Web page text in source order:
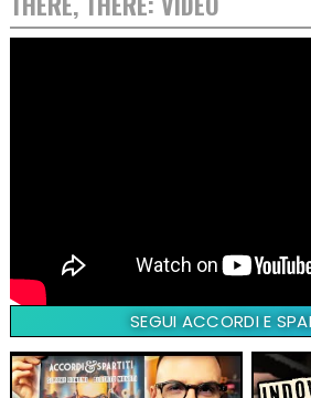
SEGUI ACCORDI E